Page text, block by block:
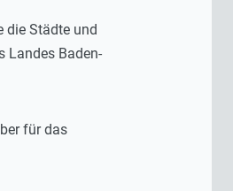
die Städte und
Landes Baden-
für das